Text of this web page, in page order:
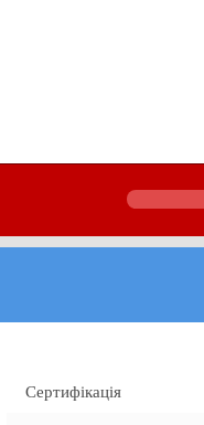
Сертифікація